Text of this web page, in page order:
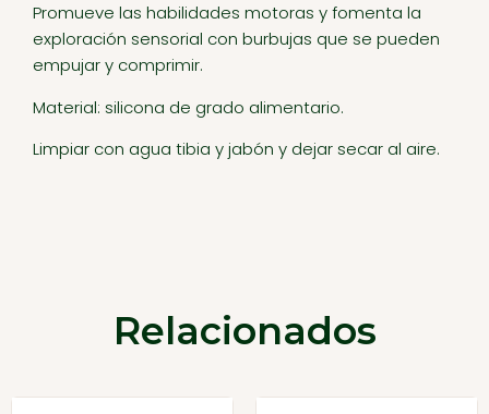
Promueve las habilidades motoras y fomenta la
exploración sensorial con burbujas que se pueden
empujar y comprimir.
Material: silicona de grado alimentario.
Limpiar con agua tibia y jabón y dejar secar al aire.
Relacionados